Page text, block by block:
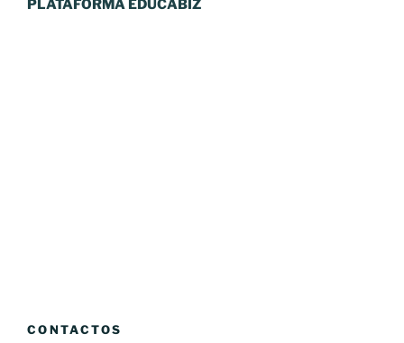
PLATAFORMA EDUCABIZ
CONTACTOS